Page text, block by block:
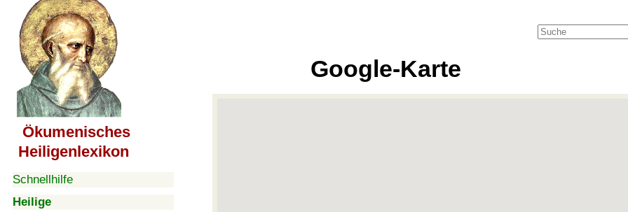
Ökumenisches
Heiligenlexikon
Schnellhilfe
Heilige
Google-Karte